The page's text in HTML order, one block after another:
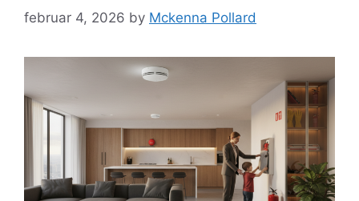
februar 4, 2026 by Mckenna Pollard